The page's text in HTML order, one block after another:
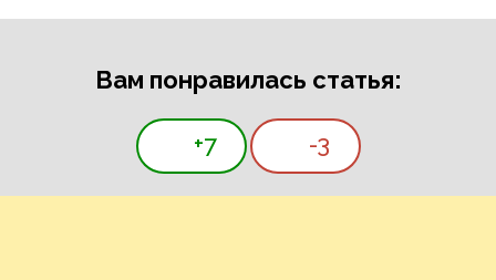
Вам понравилась статья:
+7 -3